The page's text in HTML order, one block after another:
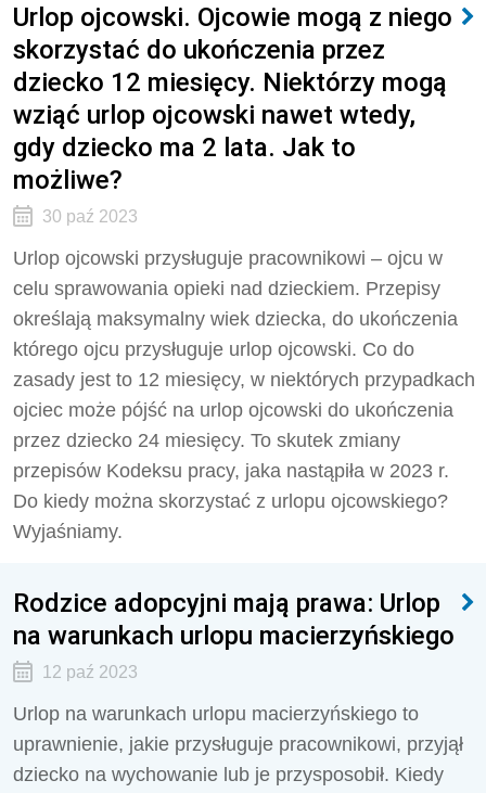
Urlop ojcowski. Ojcowie mogą z niego
skorzystać do ukończenia przez
dziecko 12 miesięcy. Niektórzy mogą
wziąć urlop ojcowski nawet wtedy,
gdy dziecko ma 2 lata. Jak to
możliwe?
30 paź 2023
Urlop ojcowski przysługuje pracownikowi – ojcu w
celu sprawowania opieki nad dzieckiem. Przepisy
określają maksymalny wiek dziecka, do ukończenia
którego ojcu przysługuje urlop ojcowski. Co do
zasady jest to 12 miesięcy, w niektórych przypadkach
ojciec może pójść na urlop ojcowski do ukończenia
przez dziecko 24 miesięcy. To skutek zmiany
przepisów Kodeksu pracy, jaka nastąpiła w 2023 r.
Do kiedy można skorzystać z urlopu ojcowskiego?
Wyjaśniamy.
Rodzice adopcyjni mają prawa: Urlop
na warunkach urlopu macierzyńskiego
12 paź 2023
Urlop na warunkach urlopu macierzyńskiego to
uprawnienie, jakie przysługuje pracownikowi, przyjął
dziecko na wychowanie lub je przysposobił. Kiedy